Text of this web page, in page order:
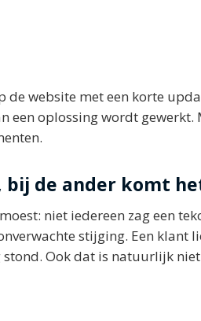
website met een korte
een oplossing wordt gewerkt.
bij de ander komt
niet iedereen zag een
stijging. Een klant
Ook dat is natuurlijk